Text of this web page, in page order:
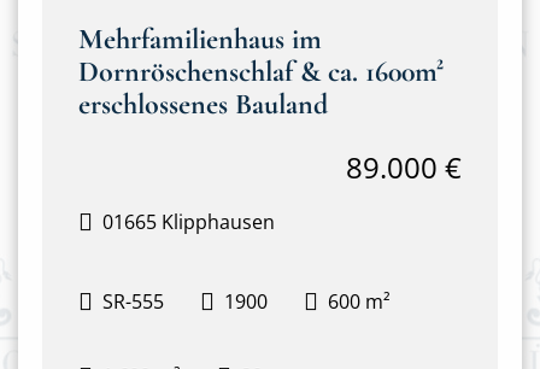
Mehrfamilienhaus im
Dornröschenschlaf & ca. 1600m²
erschlossenes Bauland
01665 Klipphausen
89.000 €
SR-555 1900 600 m²